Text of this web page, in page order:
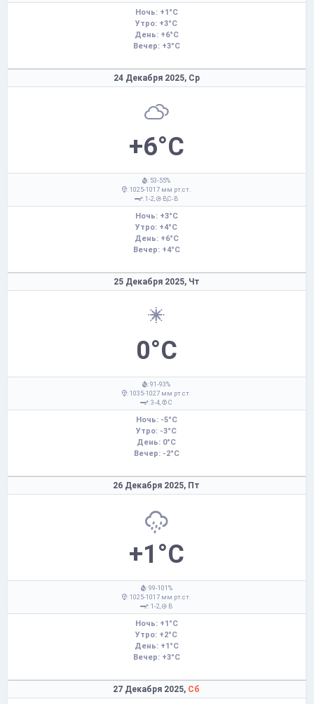
Ночь: +1°C
Утро: +3°C
День: +6°C
Вечер: +3°C
24 Декабря 2025, Ср
+6°C
: 53-55%
: 1025-1017 мм рт.ст.
: 1-2,
В,С-В
Ночь: +3°C
Утро: +4°C
День: +6°C
Вечер: +4°C
25 Декабря 2025, Чт
0°C
: 91-93%
: 1035-1027 мм рт.ст.
: 3-4,
С
Ночь: -5°C
Утро: -3°C
День: 0°C
Вечер: -2°C
26 Декабря 2025, Пт
+1°C
: 99-101%
: 1025-1017 мм рт.ст.
: 1-2,
В
Ночь: +1°C
Утро: +2°C
День: +1°C
Вечер: +3°C
27 Декабря 2025, Сб